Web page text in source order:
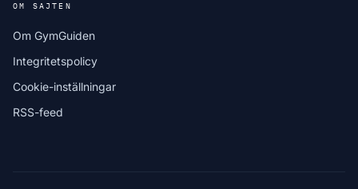
OM SAJTEN
Om GymGuiden
Integritetspolicy
Cookie-inställningar
RSS-feed